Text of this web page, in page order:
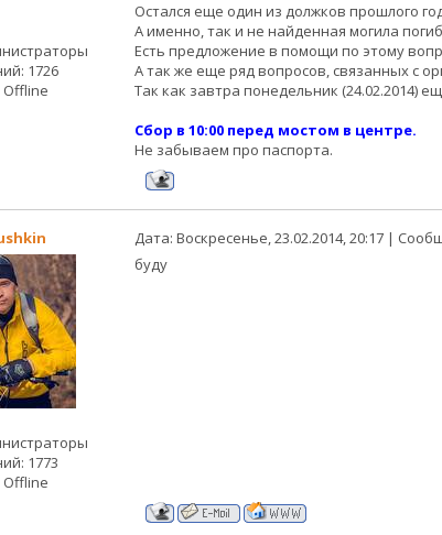
1726
Offline
Остался еще один из должков прошлого
А именно, так и не найденная могила
Есть предложение в помощи по этому
А так же еще ряд вопросов, связанных с
Так как завтра понедельник (24.02.2014)
Сбор в 10:00 перед мостом в центре.
Не забываем про паспорта.
Дата: Воскресенье, 23.02.2014, 20:17 |
1773
Offline
буду